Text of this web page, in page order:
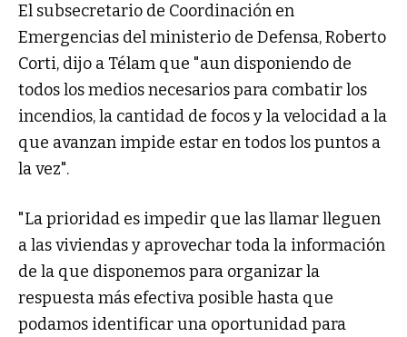
El subsecretario de Coordinación en
Emergencias del ministerio de Defensa, Roberto
Corti, dijo a Télam que "aun disponiendo de
todos los medios necesarios para combatir los
incendios, la cantidad de focos y la velocidad a la
que avanzan impide estar en todos los puntos a
la vez".
"La prioridad es impedir que las llamar lleguen
a las viviendas y aprovechar toda la información
de la que disponemos para organizar la
respuesta más efectiva posible hasta que
podamos identificar una oportunidad para